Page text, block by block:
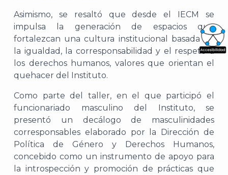
Asimismo, se resaltó que desde el IECM se
impulsa la generación de espacios que
fortalezcan una cultura institucional basada en
la igualdad, la corresponsabilidad y el respeto a
los derechos humanos, valores que orientan el
quehacer del Instituto.
Como parte del taller, en el que participó el
funcionariado masculino del Instituto, se
presentó un decálogo de masculinidades
corresponsables elaborado por la Dirección de
Política de Género y Derechos Humanos,
concebido como un instrumento de apoyo para
la introspección y promoción de prácticas que